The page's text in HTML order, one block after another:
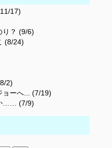
17)
り？ (9/6)
(8/24)
2)
ョーへ... (7/19)
…… (7/9)